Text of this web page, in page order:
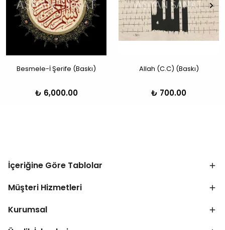
Besmele-İ Şerife (Baskı)
₺ 6,000.00
Allah (C.C) (Baskı)
₺ 700.00
İçeriğine Göre Tablolar
Müşteri Hizmetleri
Kurumsal